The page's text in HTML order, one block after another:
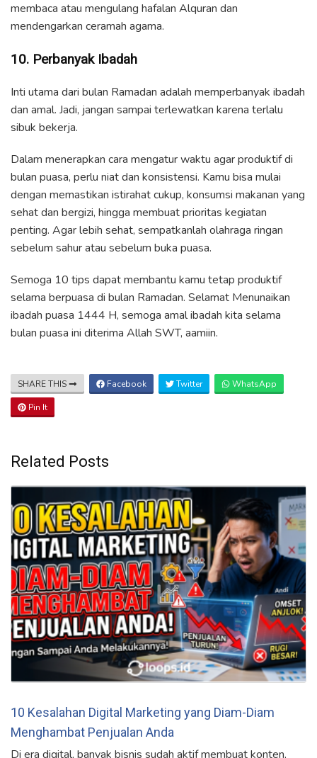
membaca atau mengulang hafalan Alquran dan
mendengarkan ceramah agama.
10. Perbanyak Ibadah
Inti utama dari bulan Ramadan adalah memperbanyak ibadah
dan amal. Jadi, jangan sampai terlewatkan karena terlalu
sibuk bekerja.
Dalam menerapkan cara mengatur waktu agar produktif di
bulan puasa, perlu niat dan konsistensi. Kamu bisa mulai
dengan memastikan istirahat cukup, konsumsi makanan yang
sehat dan bergizi, hingga membuat prioritas kegiatan
penting. Agar lebih sehat, sempatkanlah olahraga ringan
sebelum sahur atau sebelum buka puasa.
Semoga 10 tips dapat membantu kamu tetap produktif
selama berpuasa di bulan Ramadan. Selamat Menunaikan
ibadah puasa 1444 H, semoga amal ibadah kita selama
bulan puasa ini diterima Allah SWT, aamiin.
SHARE THIS Facebook Twitter WhatsApp
Pin It
Related Posts
10 Kesalahan Digital Marketing yang Diam-Diam
Menghambat Penjualan Anda
Di era digital, banyak bisnis sudah aktif membuat konten,